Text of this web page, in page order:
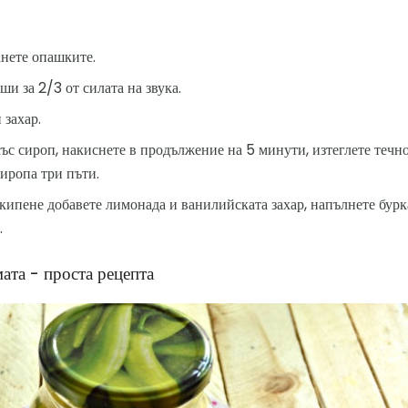
опашките.
за 2/3 от силата на звука.
сироп, накиснете в продължение на 5 минути, изтеглете
три пъти.
добавете лимонада и ванилийската захар, напълнете
- проста рецепта